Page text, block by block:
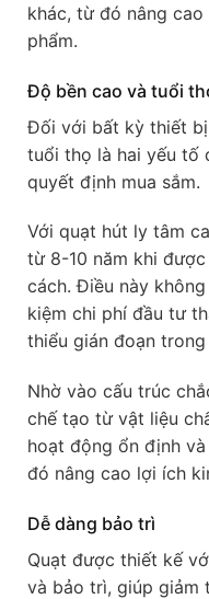
khác, từ đó nâng
phẩm.
Độ bền cao và tuổi
Đối với bất kỳ thiết
tuổi thọ là hai yếu tố
quyết định mua sắm.
Với quạt hút ly tâm
từ 8-10 năm khi
cách. Điều này
kiệm chi phí đầu tư
thiểu gián đoạn
Nhờ vào cấu trúc
chế tạo từ vật liệu
hoạt động ổn định
đó nâng cao lợi ích
Dễ dàng bảo trì
Quạt được thiết kế
và bảo trì, giúp giảm